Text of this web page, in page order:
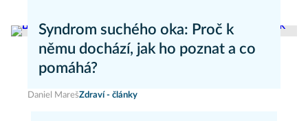
Syndrom suchého oka: Proč k
němu dochází, jak ho poznat a co
pomáhá?
Daniel MarešZdraví - články